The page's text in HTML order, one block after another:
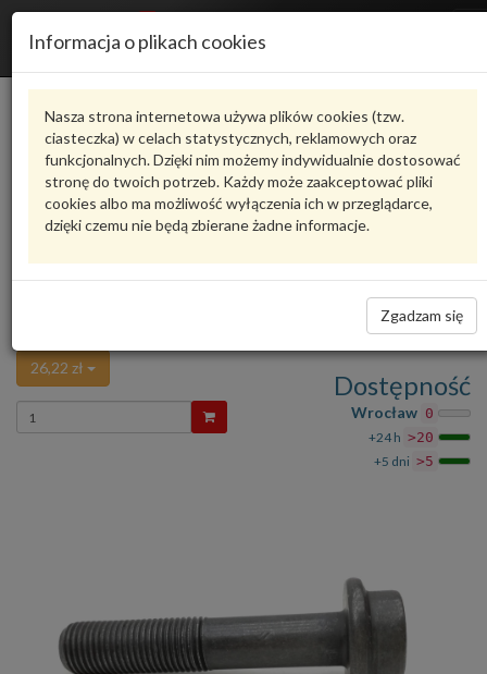
Informacja o plikach cookies
Nasza strona internetowa używa plików cookies (tzw.
ciasteczka) w celach statystycznych, reklamowych oraz
funkcjonalnych. Dzięki nim możemy indywidualnie dostosować
stronę do twoich potrzeb. Każdy może zaakceptować pliki
cookies albo ma możliwość wyłączenia ich w przeglądarce,
dzięki czemu nie będą zbierane żadne informacje.
Zgadzam się
Karta produktu
N91042802VAG
VAG - produkt oryginalny VW AUDI SEAT SKODA
Zadaj pytanie o produkt
Śruba z łbem płaskim z gniazdem
26,22 zł
Wprowadź
ilość
Dostępność
Wrocław 0
+24 h >20
+5 dni >5